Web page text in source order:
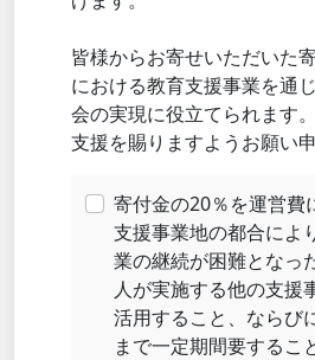
皆様からお寄せいただいた
における教育支援事業を通
会の実現に役立てられます
支援を賜りますようお願い
寄付金の20％を運営費
支援事業地の都合によ
業の継続が困難となっ
人が実施する他の支援
活用すること、ならび
まで一定期間要するこ